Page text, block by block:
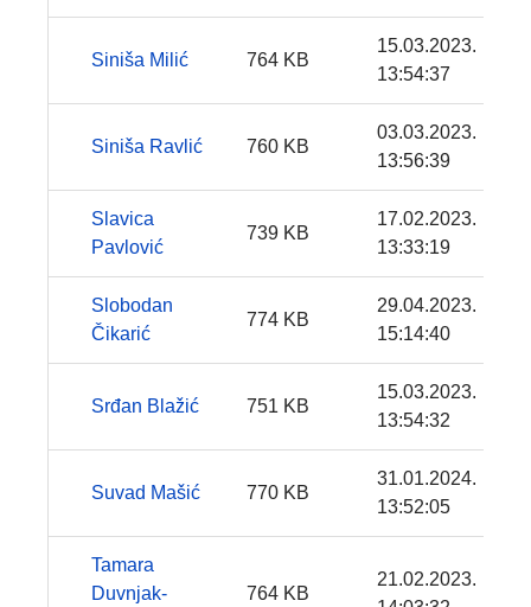
Siniša Milić 764 KB
15.03.2023.
13:54:37
Siniša Ravlić 760 KB
03.03.2023.
13:56:39
Slavica
Pavlović
739 KB
17.02.2023.
13:33:19
Slobodan
Čikarić
774 KB
29.04.2023.
15:14:40
Srđan Blažić 751 KB
15.03.2023.
13:54:32
Suvad Mašić 770 KB
31.01.2024.
13:52:05
Tamara
Duvnjak-
764 KB
21.02.2023.